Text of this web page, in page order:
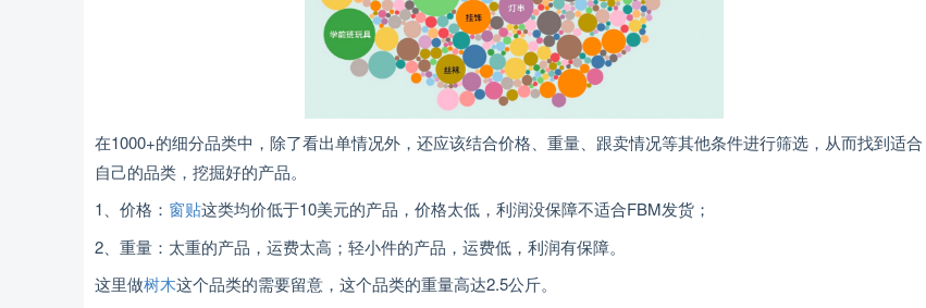
在1000+的细分品类中，除了看出单情况外，还应该结合价格、重量、跟卖情况等其他条件进行筛选，从而找到适合
自己的品类，挖掘好的产品。
1、价格： 窗贴这类均价低于10美元的产品，价格太低，利润没保障不适合FBM发货；
2、重量：太重的产品，运费太高；轻小件的产品，运费低，利润有保障。
这里做树木这个品类的需要留意，这个品类的重量高达2.5公斤。